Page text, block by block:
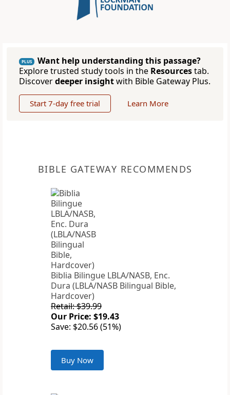
PLUS
Want help understanding this passage?
Explore trusted study tools in the Resourcestab.
Discoverdeeper insightwith Bible Gateway Plus.
Start 7-day free trial Learn More
BIBLE GATEWAY RECOMMENDS
Biblia Bilingue LBLA/NASB, Enc.
Dura (LBLA/NASB Bilingual Bible,
Hardcover)
Retail: $39.99
Our Price: $19.43
Save: $20.56 (51%)
Buy Now